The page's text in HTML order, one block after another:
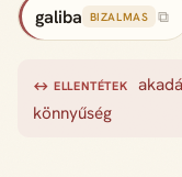
galiba BIZALMAS ⧉
↔ ELLENTÉTEK
könnyűség